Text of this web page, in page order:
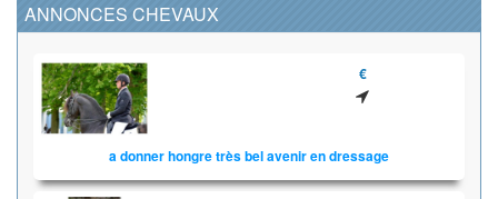
ANNONCES CHEVAUX
€
a donner hongre très bel avenir en dressage